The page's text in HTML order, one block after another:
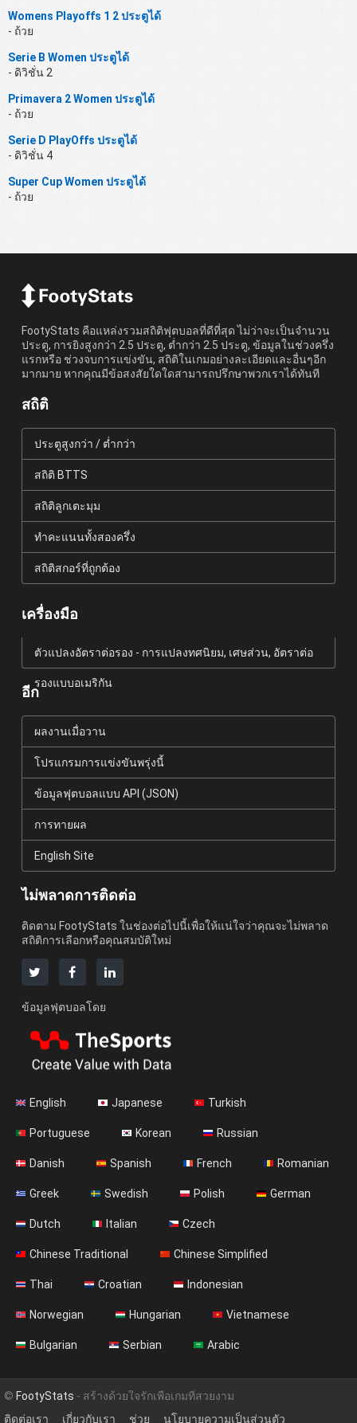
Womens Playoffs 1 2 ประตูได้
- ถ้วย
Serie B Women ประตูได้
- ดิวิชั่น 2
Primavera 2 Women ประตูได้
- ถ้วย
Serie D PlayOffs ประตูได้
- ดิวิชั่น 4
Super Cup Women ประตูได้
- ถ้วย
FootyStats คือแหล่งรวมสถิติฟุตบอลที่ดีที่สุด ไม่ว่าจะเป็นจำนวน
ประตู, การยิงสูงกว่า 2.5 ประตู, ต่ำกว่า 2.5 ประตู, ข้อมูลในช่วงครึ่ง
แรกหรือ ช่วงจบการแข่งขัน, สถิติในเกมอย่างละเอียดและอื่นๆอีก
มากมาย หากคุณมีข้อสงสัยใดใดสามารถปรึกษาพวกเราได้ทันที
สถิติ
ประตูสูงกว่า / ต่ำกว่า
สถิติ BTTS
สถิติลูกเตะมุม
ทำคะแนนทั้งสองครึ่ง
สถิติสกอร์ที่ถูกต้อง
เครื่องมือ
ตัวแปลงอัตราต่อรอง - การแปลงทศนิยม, เศษส่วน, อัตราต่อ
รองแบบอเมริกัน
อีก
ผลงานเมื่อวาน
โปรแกรมการแข่งขันพรุ่งนี้
ข้อมูลฟุตบอลแบบ API (JSON)
การทายผล
English Site
ไม่พลาดการติดต่อ
ติดตาม FootyStats ในช่องต่อไปนี้เพื่อให้แน่ใจว่าคุณจะไม่พลาด
สถิติการเลือกหรือคุณสมบัติใหม่
ข้อมูลฟุตบอลโดย
English Japanese Turkish
Portuguese Korean Russian
Danish Spanish French Romanian
Greek Swedish Polish German
Dutch Italian Czech
Chinese Traditional Chinese Simplified
Thai Croatian Indonesian
Norwegian Hungarian Vietnamese
Bulgarian Serbian Arabic
© FootyStats - สร้างด้วยใจรักเพื่อเกมที่สวยงาม
ติดต่อเรา
เกี่ยวกับเรา ช่วย นโยบายความเป็นส่วนตัว